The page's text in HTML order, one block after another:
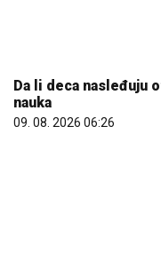
Da li deca nasleđuju
nauka
09. 08. 2026 06:26